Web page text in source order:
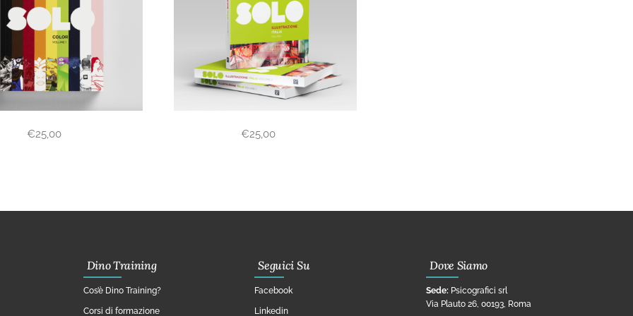
€25,00 €25,00
Dino Training
Cos’è Dino Training?
Corsi di formazione
Seguici Su
Facebook
Linkedin
Dove Siamo
Sede: Psicografici srl
Via Plauto 26, 00193, Roma